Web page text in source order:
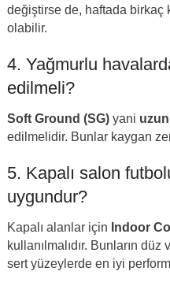
değiştirse de, haftada birkaç
olabilir.
4. Yağmurlu
edilmeli?
Soft Ground (SG)yani
edilmelidir. Bunlar kaygan
5. Kapalı salon
uygundur?
Kapalı alanlar için Indoor
kullanılmalıdır. Bunların
sert yüzeylerde en iyi